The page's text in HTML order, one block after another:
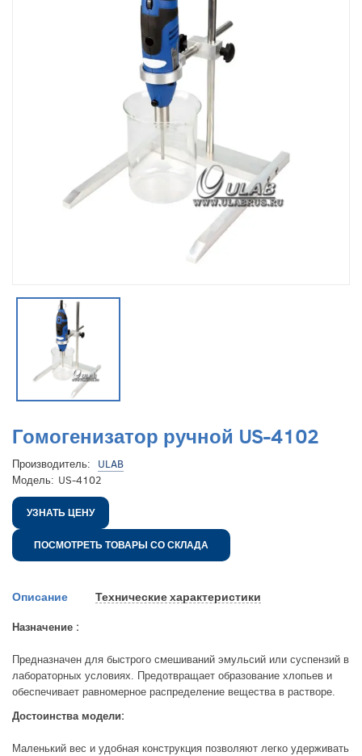
Гомогенизатор ручной US-4102
Производитель:
ULAB
Модель: US-4102
УЗНАТЬ ЦЕНУ
ПОСМОТРЕТЬ ТОВАРЫ СО СКЛАДА
Описание Технические характеристики
Назначение :
Предназначен для быстрого смешиваний эмульсий или суспензий в
лабораторных условиях. Предотвращает образование хлопьев и
обеспечивает равномерное распределение вещества в растворе.
Достоинства модели:
Маленький вес и удобная конструкция позволяют легко удерживать